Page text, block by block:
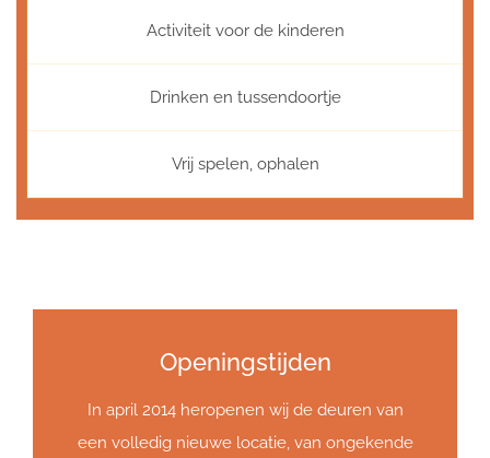
Activiteit voor de kinderen
Drinken en tussendoortje
Vrij spelen, ophalen
Openingstijden
In april 2014 heropenen wij de deuren van
een volledig nieuwe locatie, van ongekende